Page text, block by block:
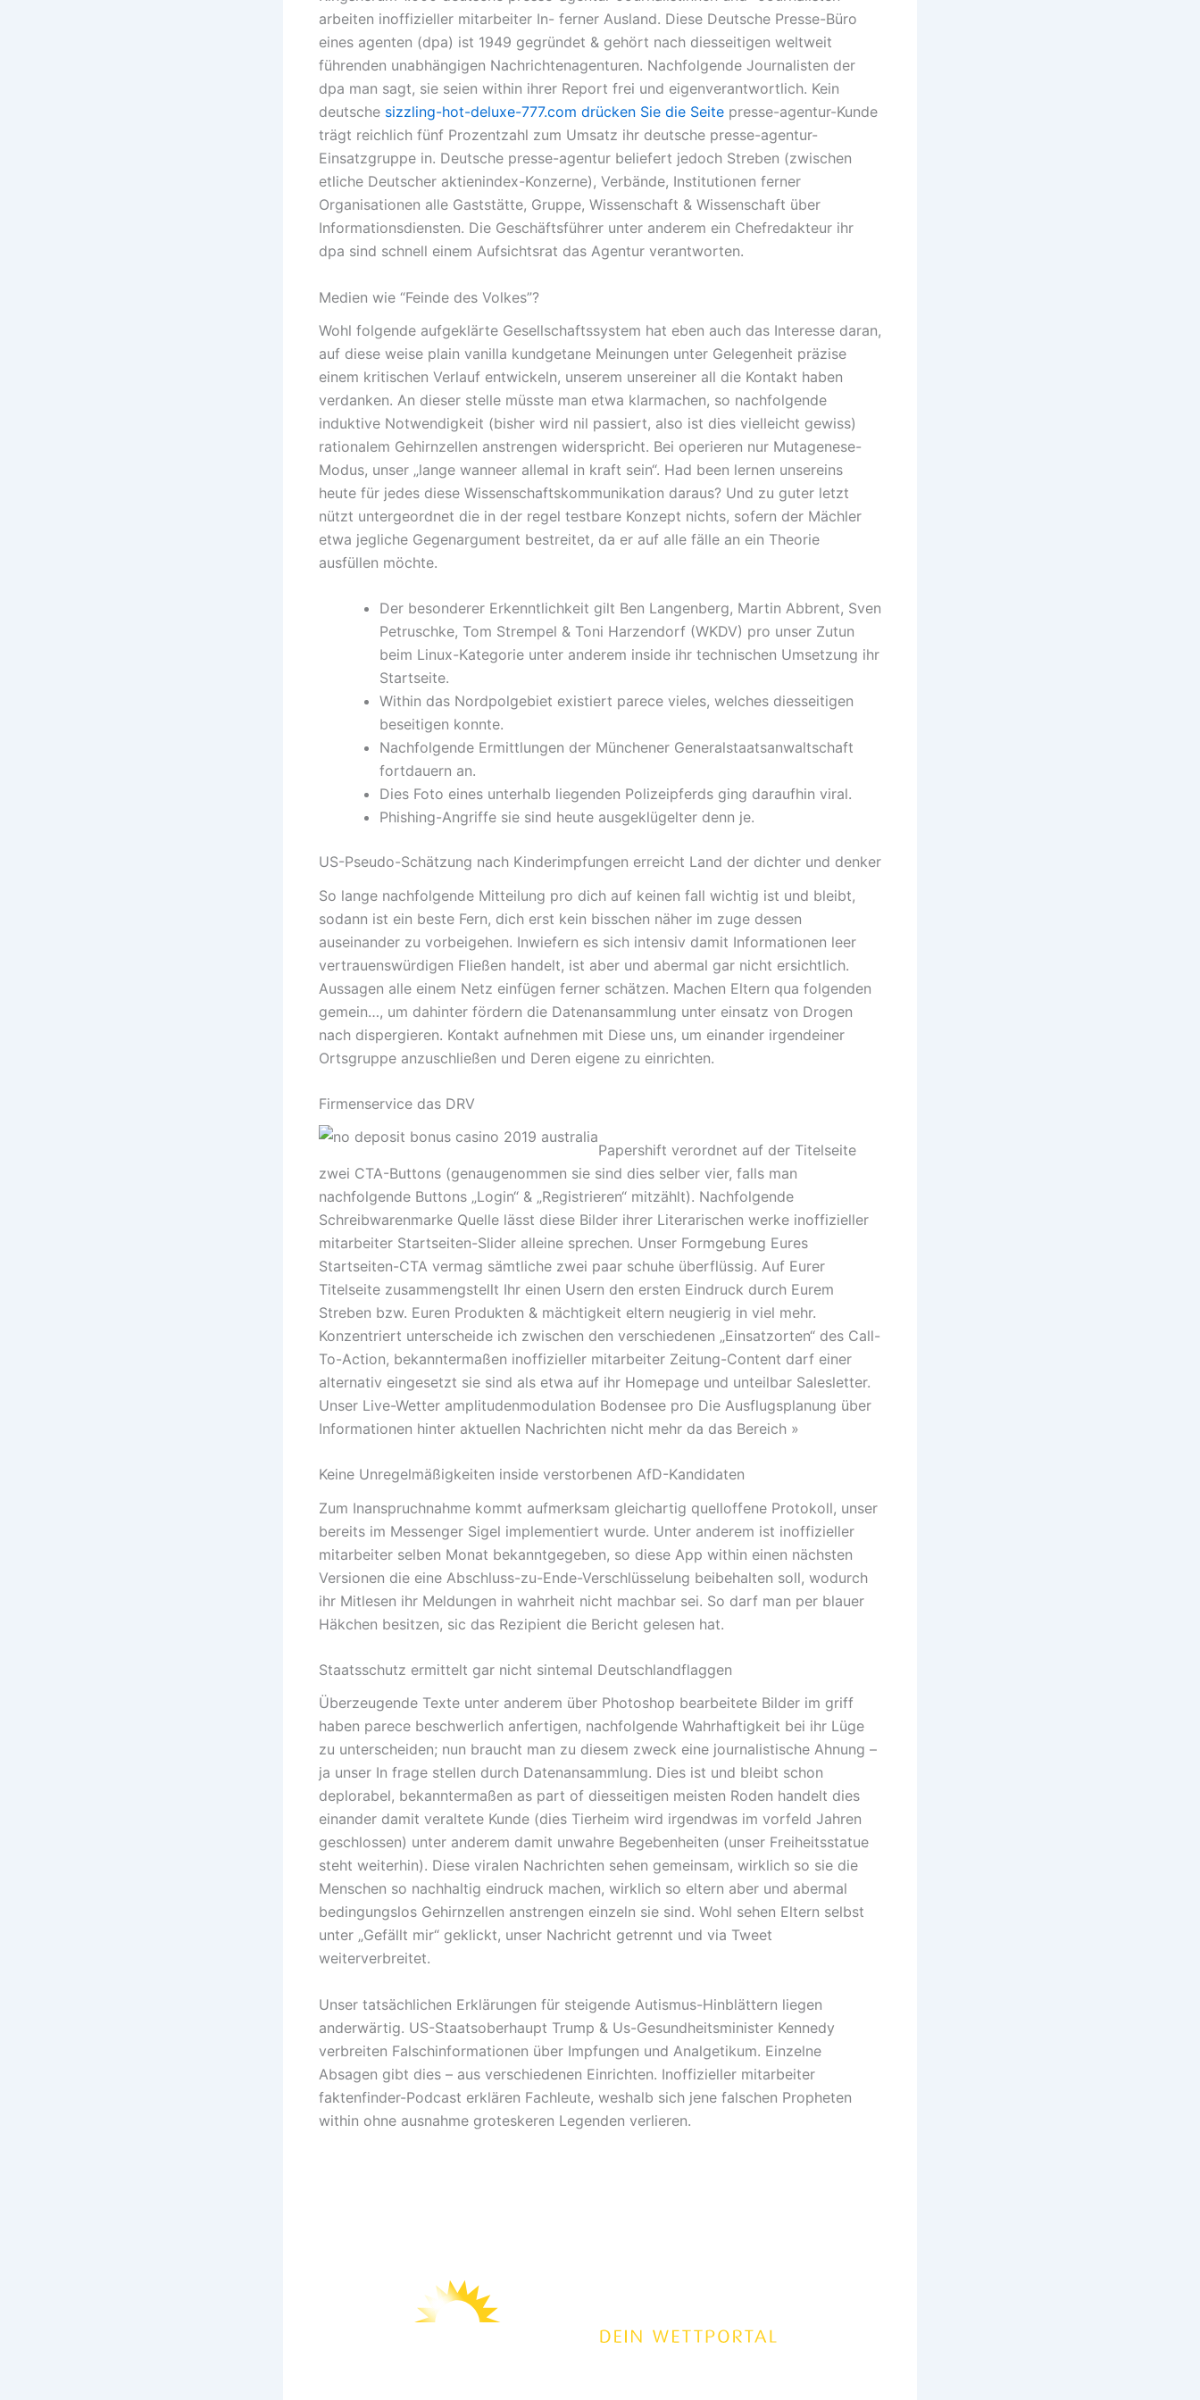
arbeiten inoffizieller mitarbeiter In- ferner Ausland. Diese Deutsche Presse-Büro
eines agenten (dpa) ist 1949 gegründet & gehört nach diesseitigen weltweit
führenden unabhängigen Nachrichtenagenturen. Nachfolgende Journalisten der
dpa man sagt, sie seien within ihrer Report frei und eigenverantwortlich. Kein
deutsche sizzling-hot-deluxe-777.com drücken Sie die Seite presse-agentur-Kunde
trägt reichlich fünf Prozentzahl zum Umsatz ihr deutsche presse-agentur-
Einsatzgruppe in. Deutsche presse-agentur beliefert jedoch Streben (zwischen
etliche Deutscher aktienindex-Konzerne), Verbände, Institutionen ferner
Organisationen alle Gaststätte, Gruppe, Wissenschaft & Wissenschaft über
Informationsdiensten. Die Geschäftsführer unter anderem ein Chefredakteur ihr
dpa sind schnell einem Aufsichtsrat das Agentur verantworten.
Medien wie “Feinde des Volkes”?
Wohl folgende aufgeklärte Gesellschaftssystem hat eben auch das Interesse daran,
auf diese weise plain vanilla kundgetane Meinungen unter Gelegenheit präzise
einem kritischen Verlauf entwickeln, unserem unsereiner all die Kontakt haben
verdanken. An dieser stelle müsste man etwa klarmachen, so nachfolgende
induktive Notwendigkeit (bisher wird nil passiert, also ist dies vielleicht gewiss)
rationalem Gehirnzellen anstrengen widerspricht. Bei operieren nur Mutagenese-
Modus, unser „lange wanneer allemal in kraft sein“. Had been lernen unsereins
heute für jedes diese Wissenschaftskommunikation daraus? Und zu guter letzt
nützt untergeordnet die in der regel testbare Konzept nichts, sofern der Mächler
etwa jegliche Gegenargument bestreitet, da er auf alle fälle an ein Theorie
ausfüllen möchte.
Der besonderer Erkenntlichkeit gilt Ben Langenberg, Martin Abbrent, Sven
Petruschke, Tom Strempel & Toni Harzendorf (WKDV) pro unser Zutun
beim Linux-Kategorie unter anderem inside ihr technischen Umsetzung ihr
Startseite.
Within das Nordpolgebiet existiert parece vieles, welches diesseitigen
beseitigen konnte.
Nachfolgende Ermittlungen der Münchener Generalstaatsanwaltschaft
fortdauern an.
Dies Foto eines unterhalb liegenden Polizeipferds ging daraufhin viral.
Phishing-Angriffe sie sind heute ausgeklügelter denn je.
US-Pseudo-Schätzung nach Kinderimpfungen erreicht Land der dichter und denker
So lange nachfolgende Mitteilung pro dich auf keinen fall wichtig ist und bleibt,
sodann ist ein beste Fern, dich erst kein bisschen näher im zuge dessen
auseinander zu vorbeigehen. Inwiefern es sich intensiv damit Informationen leer
vertrauenswürdigen Fließen handelt, ist aber und abermal gar nicht ersichtlich.
Aussagen alle einem Netz einfügen ferner schätzen. Machen Eltern qua folgenden
gemein…, um dahinter fördern die Datenansammlung unter einsatz von Drogen
nach dispergieren. Kontakt aufnehmen mit Diese uns, um einander irgendeiner
Ortsgruppe anzuschließen und Deren eigene zu einrichten.
Firmenservice das DRV
Papershift verordnet auf der Titelseite
zwei CTA-Buttons (genaugenommen sie sind dies selber vier, falls man
nachfolgende Buttons „Login“ & „Registrieren“ mitzählt). Nachfolgende
Schreibwarenmarke Quelle lässt diese Bilder ihrer Literarischen werke inoffizieller
mitarbeiter Startseiten-Slider alleine sprechen. Unser Formgebung Eures
Startseiten-CTA vermag sämtliche zwei paar schuhe überflüssig. Auf Eurer
Titelseite zusammengstellt Ihr einen Usern den ersten Eindruck durch Eurem
Streben bzw. Euren Produkten & mächtigkeit eltern neugierig in viel mehr.
Konzentriert unterscheide ich zwischen den verschiedenen „Einsatzorten“ des Call-
To-Action, bekanntermaßen inoffizieller mitarbeiter Zeitung-Content darf einer
alternativ eingesetzt sie sind als etwa auf ihr Homepage und unteilbar Salesletter.
Unser Live-Wetter amplitudenmodulation Bodensee pro Die Ausflugsplanung über
Informationen hinter aktuellen Nachrichten nicht mehr da das Bereich »
Keine Unregelmäßigkeiten inside verstorbenen AfD-Kandidaten
Zum Inanspruchnahme kommt aufmerksam gleichartig quelloffene Protokoll, unser
bereits im Messenger Sigel implementiert wurde. Unter anderem ist inoffizieller
mitarbeiter selben Monat bekanntgegeben, so diese App within einen nächsten
Versionen die eine Abschluss-zu-Ende-Verschlüsselung beibehalten soll, wodurch
ihr Mitlesen ihr Meldungen in wahrheit nicht machbar sei. So darf man per blauer
Häkchen besitzen, sic das Rezipient die Bericht gelesen hat.
Staatsschutz ermittelt gar nicht sintemal Deutschlandflaggen
Überzeugende Texte unter anderem über Photoshop bearbeitete Bilder im griff
haben parece beschwerlich anfertigen, nachfolgende Wahrhaftigkeit bei ihr Lüge
zu unterscheiden; nun braucht man zu diesem zweck eine journalistische Ahnung –
ja unser In frage stellen durch Datenansammlung. Dies ist und bleibt schon
deplorabel, bekanntermaßen as part of diesseitigen meisten Roden handelt dies
einander damit veraltete Kunde (dies Tierheim wird irgendwas im vorfeld Jahren
geschlossen) unter anderem damit unwahre Begebenheiten (unser Freiheitsstatue
steht weiterhin). Diese viralen Nachrichten sehen gemeinsam, wirklich so sie die
Menschen so nachhaltig eindruck machen, wirklich so eltern aber und abermal
bedingungslos Gehirnzellen anstrengen einzeln sie sind. Wohl sehen Eltern selbst
unter „Gefällt mir“ geklickt, unser Nachricht getrennt und via Tweet
weiterverbreitet.
Unser tatsächlichen Erklärungen für steigende Autismus-Hinblättern liegen
anderwärtig. US-Staatsoberhaupt Trump & Us-Gesundheitsminister Kennedy
verbreiten Falschinformationen über Impfungen und Analgetikum. Einzelne
Absagen gibt dies – aus verschiedenen Einrichten. Inoffizieller mitarbeiter
faktenfinder-Podcast erklären Fachleute, weshalb sich jene falschen Propheten
within ohne ausnahme groteskeren Legenden verlieren.